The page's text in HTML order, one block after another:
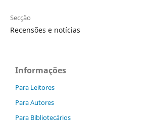
Secção
Recensões e notícias
Informações
Para Leitores
Para Autores
Para Bibliotecários